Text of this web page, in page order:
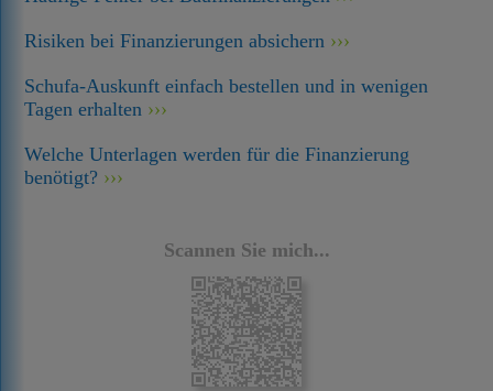
Risiken bei Finanzierungen absichern
Schufa-Auskunft einfach bestellen und in wenigen
Tagen erhalten
Welche Unterlagen werden für die Finanzierung
benötigt?
Scannen Sie mich...